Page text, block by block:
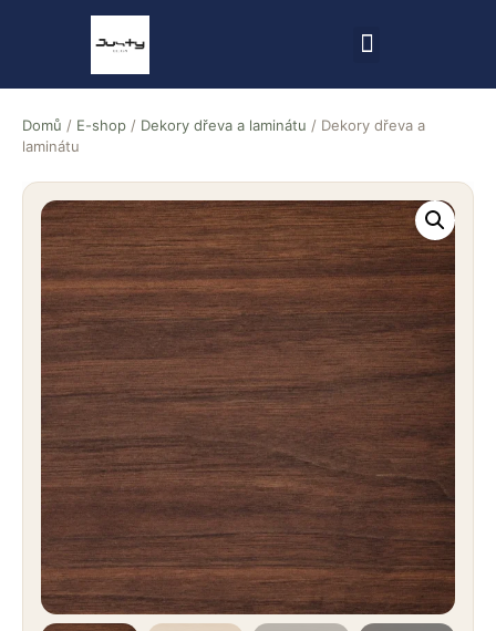
Domů / E-shop / Dekory dřeva a laminátu / Dekory dřeva a
laminátu